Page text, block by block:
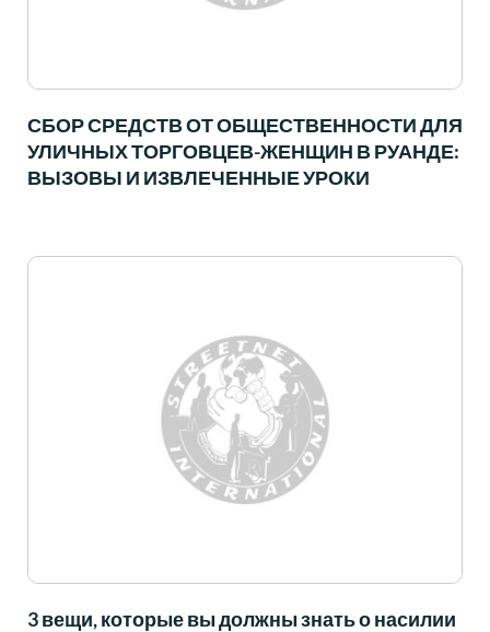
СБОР СРЕДСТВ ОТ ОБЩЕСТВЕННОСТИ ДЛЯ
УЛИЧНЫХ ТОРГОВЦЕВ-ЖЕНЩИН В РУАНДЕ:
ВЫЗОВЫ И ИЗВЛЕЧЕННЫЕ УРОКИ
3 вещи, которые вы должны знать о насилии